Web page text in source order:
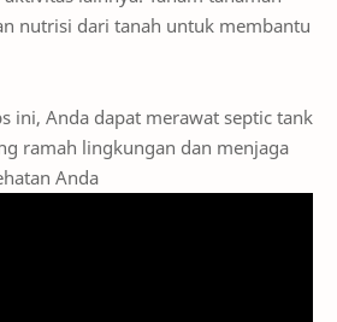
nutrisi dari tanah untuk membantu
ini, Anda dapat merawat septic tank
ramah lingkungan dan menjaga
Anda